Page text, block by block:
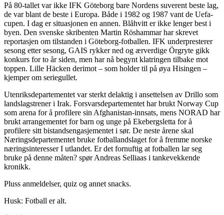
På 80-tallet var ikke IFK Göteborg bare Nordens suverent beste lag,
de var blant de beste i Europa. Både i 1982 og 1987 vant de Uefa-
cupen. I dag er situasjonen en annen. Blåhvitt er ikke lenger best i
byen. Den svenske skribenten Martin Röshammar har skrevet
reportasjen om tilstanden i Göteborg-fotballen. IFK underpresterer
sesong etter sesong, GAIS rykker ned og ærverdige Örgryte gikk
konkurs for to år siden, men har nå begynt klatringen tilbake mot
toppen. Lille Häcken derimot – som holder til på øya Hisingen –
kjemper om seriegullet.
Utenriksdepartementet var sterkt delaktig i ansettelsen av Drillo som
landslagstrener i Irak. Forsvarsdepartementet har brukt Norway Cup
som arena for å profilere sin Afghanistan-innsats, mens NORAD har
brukt arrangementet for barn og unge på Ekebergsletta for å
profilere sitt bistandsengasjementet i sør. De neste årene skal
Næringsdepartementet bruke fotballandslaget for å fremme norske
næringsinteresser I utlandet. Er det fornuftig at fotballen lar seg
bruke på denne måten? spør Andreas Selliaas i tankevekkende
kronikk.
Pluss anmeldelser, quiz og annet snacks.
Husk: Fotball er alt.